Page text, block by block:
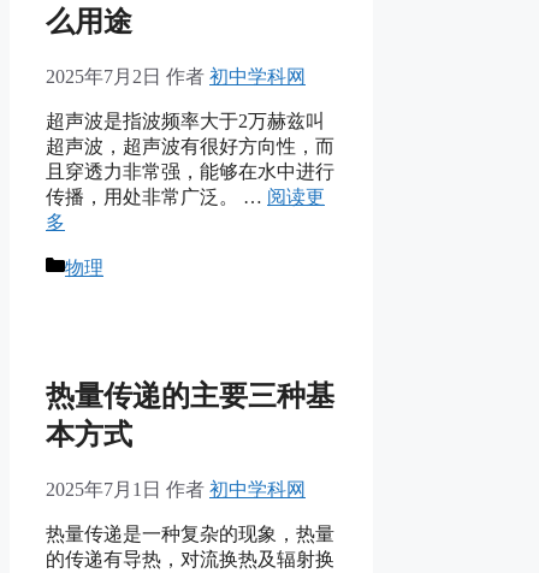
么用途
2025年7月2日 作者 初中学科网
超声波是指波频率大于2万赫兹叫
超声波，超声波有很好方向性，而
且穿透力非常强，能够在水中进行
传播，用处非常广泛。 … 阅读更
多
分
物理
热量传递的主要三种基
本方式
2025年7月1日 作者 初中学科网
热量传递是一种复杂的现象，热量
的传递有导热，对流换热及辐射换